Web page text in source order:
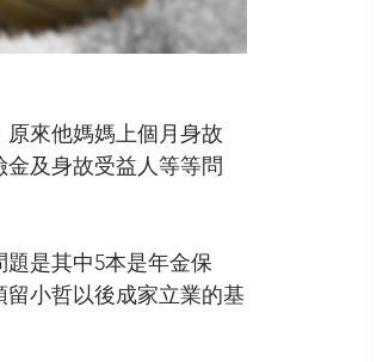
來他媽媽上個月身故
及身故受益人等等問
是其中5本是年金保
小哲以後成家立業的基